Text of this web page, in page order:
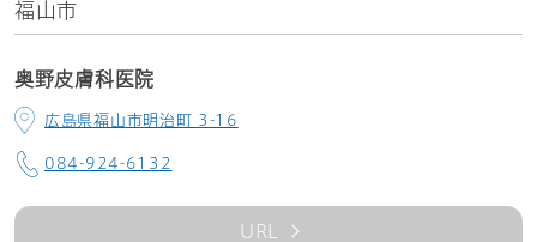
福山市
奥野皮膚科医院
広島県福山市明治町 3-16
084-924-6132
URL